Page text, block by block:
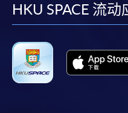
SF26報名表，親往
費以及所需證明文件
HKU SPACE 流